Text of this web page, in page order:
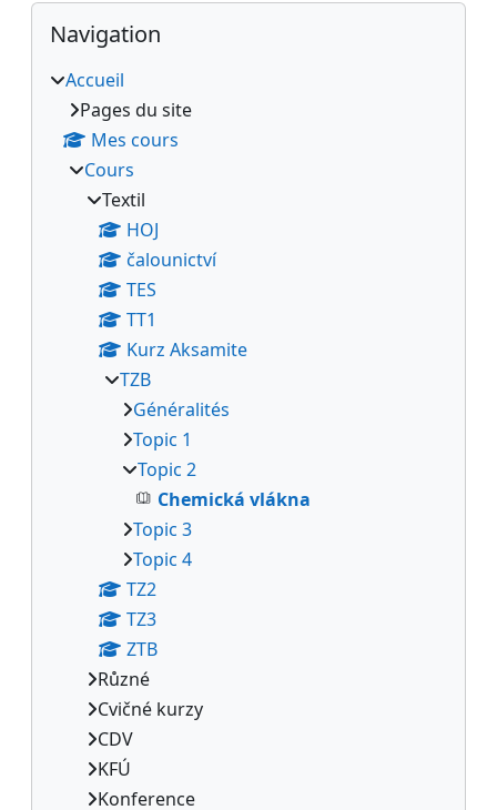
Passer Navigation
Navigation
Accueil
Pages du site
Mes cours
Cours
Textil
HOJ
čalounictví
TES
TT1
Kurz Aksamite
TZB
Généralités
Topic 1
Topic 2
Chemická vlákna
Topic 3
Topic 4
TZ2
TZ3
ZTB
Různé
Cvičné kurzy
CDV
KFÚ
Konference